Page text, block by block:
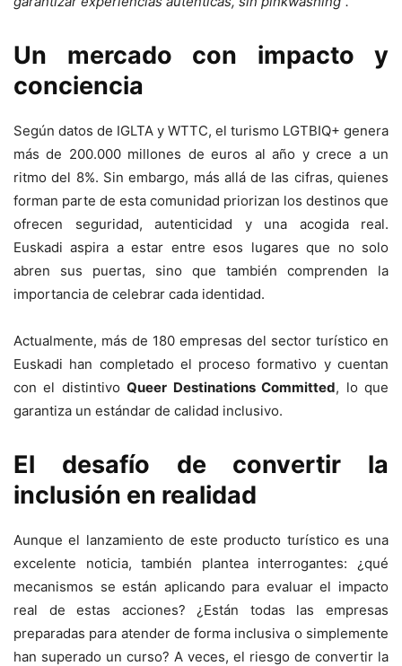
Un mercado con impacto y
conciencia
Según datos de IGLTA y WTTC, el turismo LGTBIQ+ genera
más de 200.000 millones de euros al año y crece a un
ritmo del 8%. Sin embargo, más allá de las cifras, quienes
forman parte de esta comunidad priorizan los destinos que
ofrecen seguridad, autenticidad y una acogida real.
Euskadi aspira a estar entre esos lugares que no solo
abren sus puertas, sino que también comprenden la
importancia de celebrar cada identidad.
Actualmente, más de 180 empresas del sector turístico en
Euskadi han completado el proceso formativo y cuentan
con el distintivoQueer Destinations Committed, lo que
garantiza un estándar de calidad inclusivo.
El desafío de convertir la
inclusión en realidad
Aunque el lanzamiento de este producto turístico es una
excelente noticia, también plantea interrogantes: ¿qué
mecanismos se están aplicando para evaluar el impacto
real de estas acciones? ¿Están todas las empresas
preparadas para atender de forma inclusiva o simplemente
han superado un curso? A veces, el riesgo de convertir la